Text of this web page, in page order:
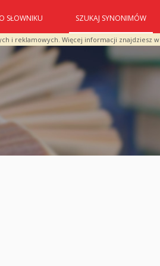
i reklamowych. Więcej informacji znajdziesz w
O SŁOWNIKU SZUKAJ SYNONIMÓW